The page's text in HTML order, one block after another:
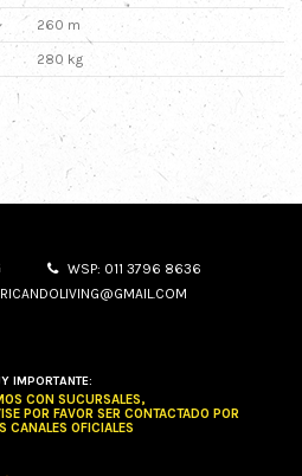
260 m
280 kg
WSP: 011 3796 8636